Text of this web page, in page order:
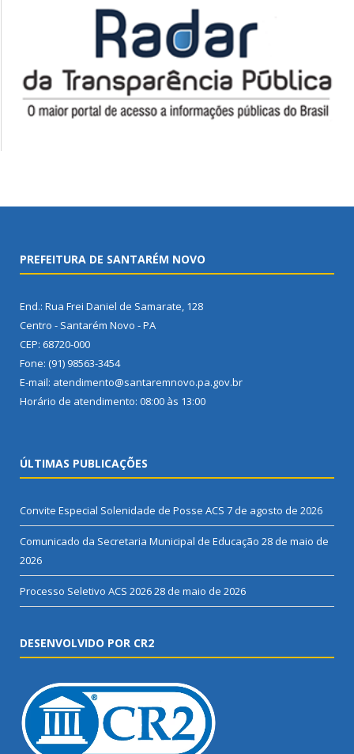
PREFEITURA DE SANTARÉM NOVO
End.: Rua Frei Daniel de Samarate, 128
Centro - Santarém Novo - PA
CEP: 68720-000
Fone: (91) 98563-3454
E-mail: atendimento@santaremnovo.pa.gov.br
Horário de atendimento: 08:00 às 13:00
ÚLTIMAS PUBLICAÇÕES
Convite Especial Solenidade de Posse ACS 7 de agosto de 2026
Comunicado da Secretaria Municipal de Educação 28 de maio de
2026
Processo Seletivo ACS 202628 de maio de 2026
DESENVOLVIDO POR CR2